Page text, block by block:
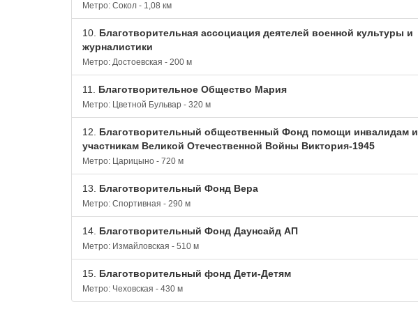
Метро: Сокол - 1,08 км
10. Благотворительная ассоциация деятелей военной культуры и
журналистики
Метро: Достоевская - 200 м
11. Благотворительное Общество Мария
Метро: Цветной Бульвар - 320 м
12.
Благотворительный общественный Фонд помощи инвалидам и
участникам Великой Отечественной Войны Виктория-1945
Метро: Царицыно - 720 м
13. Благотворительный Фонд Вера
Метро: Спортивная - 290 м
14. Благотворительный Фонд Даунсайд АП
Метро: Измайловская - 510 м
15. Благотворительный фонд Дети-Детям
Метро: Чеховская - 430 м